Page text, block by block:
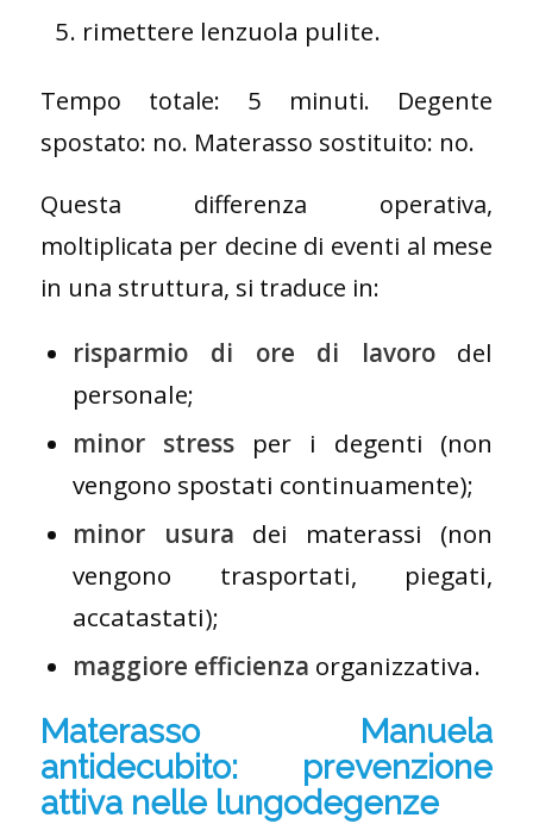
rimettere lenzuola pulite.
Tempo totale: 5 minuti. Degente
spostato: no. Materasso sostituito: no.
Questa differenza operativa,
moltiplicata per decine di eventi al mese
in una struttura, si traduce in:
risparmio di ore di lavorodel
personale;
minor stress per i degenti (non
vengono spostati continuamente);
minor usura dei materassi (non
vengono trasportati, piegati,
accatastati);
maggiore efficienza organizzativa.
Materasso Manuela
antidecubito: prevenzione
attiva nelle lungodegenze